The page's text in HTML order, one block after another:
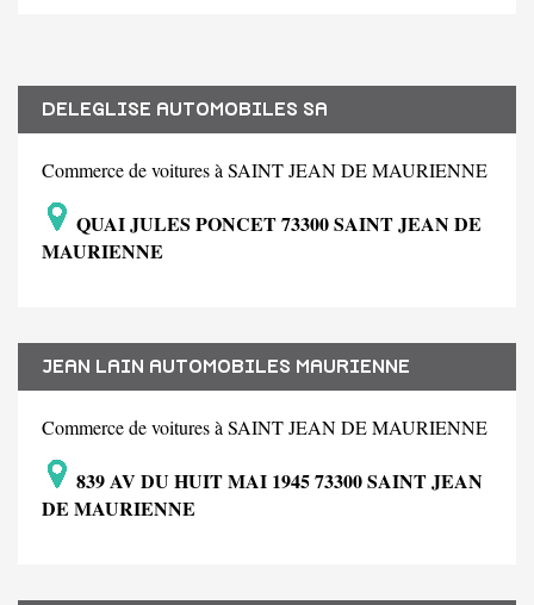
DELEGLISE AUTOMOBILES SA
Commerce de voitures à SAINT JEAN DE MAURIENNE
QUAI JULES PONCET 73300 SAINT JEAN DE
MAURIENNE
JEAN LAIN AUTOMOBILES MAURIENNE
Commerce de voitures à SAINT JEAN DE MAURIENNE
839 AV DU HUIT MAI 1945 73300 SAINT JEAN
DE MAURIENNE